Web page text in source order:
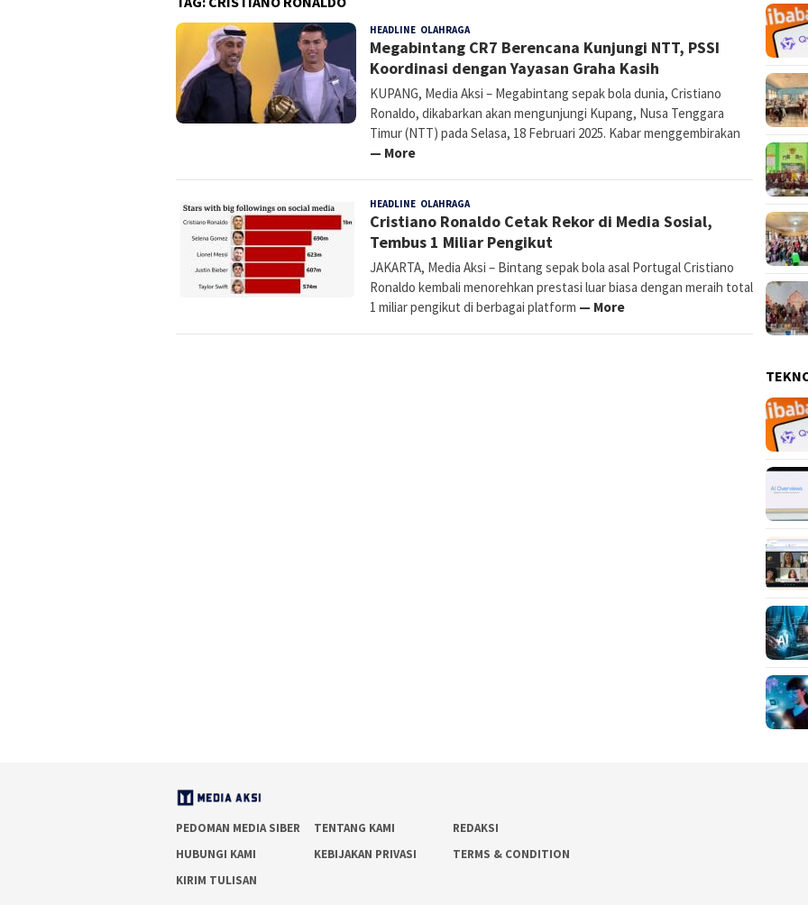
HEADLINE OLAHRAGADenny
Kurnia
Megabintang CR7 Berencana Kunjungi NTT, PSSI
Koordinasi dengan Yayasan Graha Kasih
KUPANG, Media Aksi – Megabintang sepak bola dunia, Cristiano
Ronaldo, dikabarkan akan mengunjungi Kupang, Nusa Tenggara
Timur (NTT) pada Selasa, 18 Februari 2025. Kabar menggembirakan
— More
HEADLINE OLAHRAGAE
Rahmania
Cristiano Ronaldo Cetak Rekor di Media Sosial,
Tembus 1 Miliar Pengikut
JAKARTA, Media Aksi – Bintang sepak bola asal Portugal Cristiano
Ronaldo kembali menorehkan prestasi luar biasa dengan meraih total
1 miliar pengikut di berbagai platform — More
PEDOMAN MEDIA SIBER TENTANG KAMI
REDAKSI
HUBUNGI KAMI
KEBIJAKAN PRIVASI
TERMS & CONDITION
KIRIM TULISAN